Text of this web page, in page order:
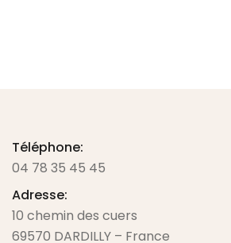
Téléphone:
04 78 35 45 45
Adresse:
10 chemin des cuers
69570 DARDILLY – France